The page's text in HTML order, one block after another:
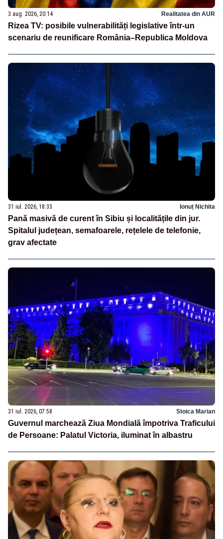
3 aug. 2026, 20:14 Realitatea din AUR
Rizea TV: posibile vulnerabilități legislative într-un
scenariu de reunificare România–Republica Moldova
31 iul. 2026, 18:33 Ionuț Nichita
Pană masivă de curent în Sibiu și localitățile din jur.
Spitalul județean, semafoarele, rețelele de telefonie,
grav afectate
31 iul. 2026, 07:58 Stoica Marian
Guvernul marchează Ziua Mondială împotriva Traficului
de Persoane: Palatul Victoria, iluminat în albastru